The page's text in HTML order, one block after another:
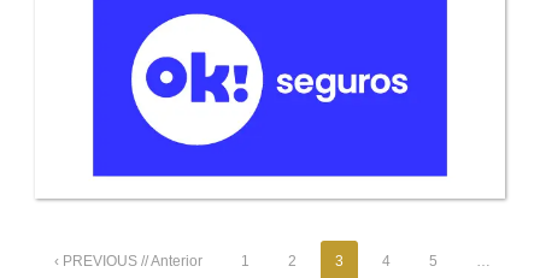
‹ PREVIOUS // Anterior 1 2 3 4 5 …